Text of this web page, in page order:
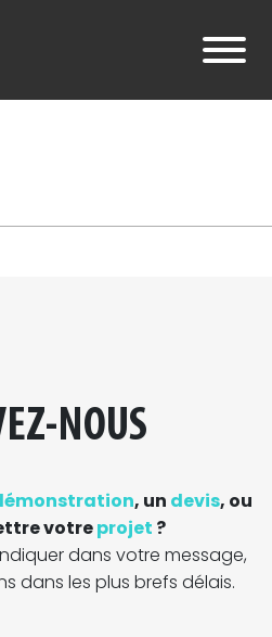
NOUS
, un devis, ou
votreprojet ?
dans votre message,
dans les plus brefs délais.